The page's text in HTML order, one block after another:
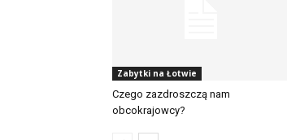
Zabytki na Łotwie
Czego zazdroszczą nam
obcokrajowcy?